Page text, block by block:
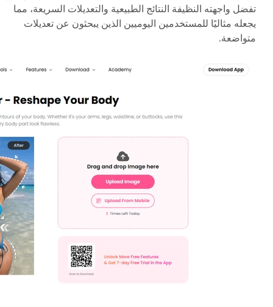
تفضل واجهته النظيفة النتائج الطبيعية والتعديلات السريعة، مما
يجعله مثاليًا للمستخدمين اليوميين الذين يبحثون عن تعديلات
متواضعة.